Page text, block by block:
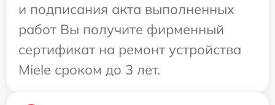
и подписания акта выполненных
работ Вы получите фирменный
сертификат на ремонт устройства
Miele сроком до 3 лет.